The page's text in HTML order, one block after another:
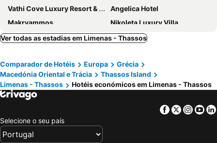
Vathi Cove Luxury Resort & Spa
Angelica Hotel
Makryammos
Nikoleta Luxury Villa
Princess Golden Beach Hotel
Porto Thassos Apartments & Studios
Miramare
Socrates Plaza
Thassian Riviera Hotel
Elektra Comfort Hotel
Hotel Maranton Beach
Ver todas as estadias em Limenas - Thassos
Comparador de Hotéis Europa
Grécia
Macedónia Oriental e Trácia
Thassos Island
Limenas - Thassos
Hotéis económicos em Limenas - Thassos
Facebook
Twitter
Selecione o seu país